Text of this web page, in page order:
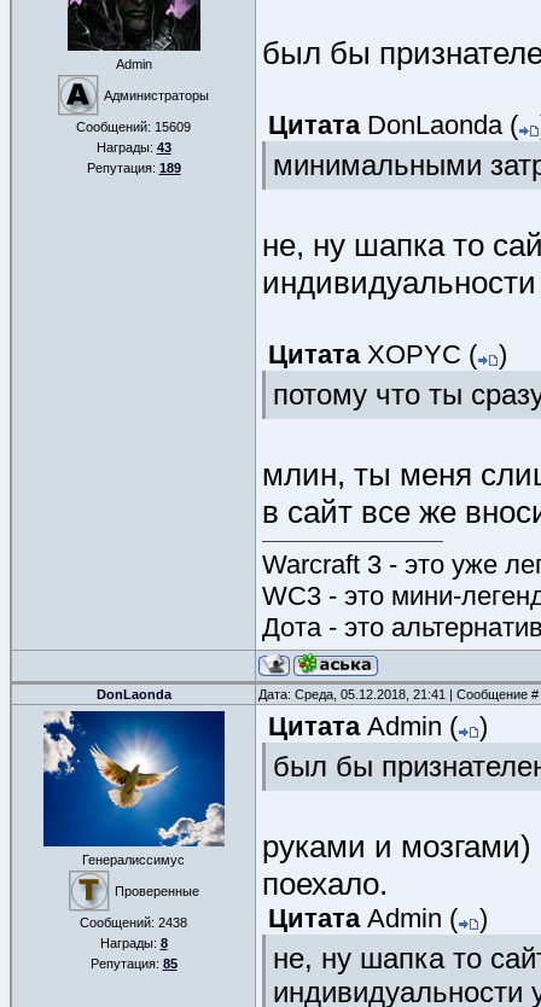
Admin
Администраторы
Сообщений: 15609
Награды: 43
Репутация: 189
был бы
Цитата DonLaonda(
минимальными
не, ну шапка то
Цитата XOPYC ( )
потому что ты
млин, ты меня
в сайт все же
Warcraft 3 - это уже
WC3 - это мини-
Дота - это
DonLaonda Дата: Среда, 05.12.2018, 21:41 | Сообщение #
Генералиссимус
Проверенные
Сообщений: 2438
Награды: 8
Репутация: 85
Цитата Admin ( )
был бы
руками и мозгами)
поехало.
Цитата Admin ( )
не, ну шапка то
индивидуальности